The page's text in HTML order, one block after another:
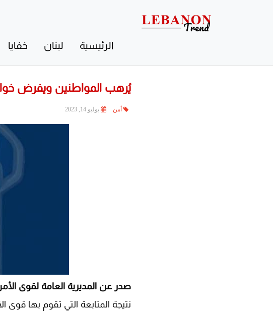
الرئيسية لبنان خفايا
يُرهب المواطنين ويفرض
أمن يوليو 14, 2023
صدر عن المديرية العامة لقوى
نتيجة المتابعة التي تقوم بها